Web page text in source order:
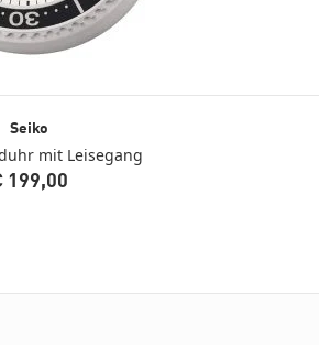
Seiko
mit Leisegang
199,00